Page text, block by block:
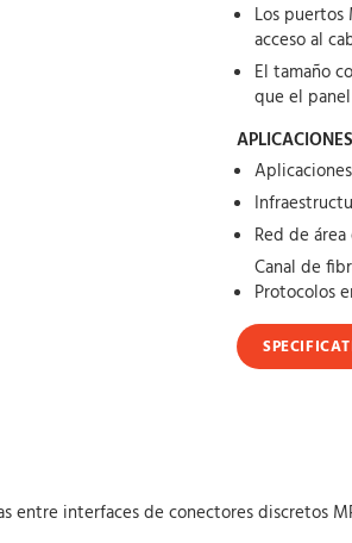
Los
acceso al
El tamaño
que el
Red de
Canal de
Protocolos
entre interfaces de conectores discretos